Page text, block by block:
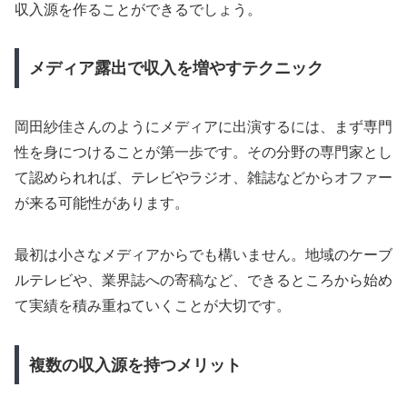
収入源を作ることができるでしょう。
メディア露出で収入を増やすテクニック
岡田紗佳さんのようにメディアに出演するには、まず専門
性を身につけることが第一歩です。その分野の専門家とし
て認められれば、テレビやラジオ、雑誌などからオファー
が来る可能性があります。
最初は小さなメディアからでも構いません。地域のケーブ
ルテレビや、業界誌への寄稿など、できるところから始め
て実績を積み重ねていくことが大切です。
複数の収入源を持つメリット